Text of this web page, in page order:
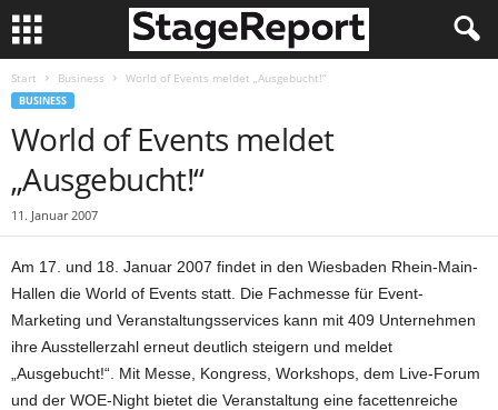
Start Business World of Events meldet „Ausgebucht!“
BUSINESS
World of Events meldet
„Ausgebucht!“
11. Januar 2007
Am 17. und 18. Januar 2007 findet in den Wiesbaden Rhein-Main-
Hallen die World of Events statt. Die Fachmesse für Event-
Marketing und Veranstaltungsservices kann mit 409 Unternehmen
ihre Ausstellerzahl erneut deutlich steigern und meldet
„Ausgebucht!“. Mit Messe, Kongress, Workshops, dem Live-Forum
und der WOE-Night bietet die Veranstaltung eine facettenreiche